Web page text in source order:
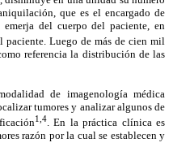
que es el encargado de
del cuerpo del paciente, en
paciente. Luego de más de cien mil
referencia la distribución de las
de imagenología médica
tumores y analizar algunos de
1,4. En la práctica clínica es
razón por la cual se establecen y